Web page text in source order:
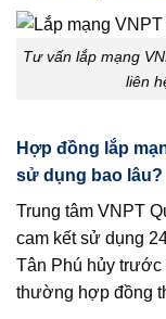
Tư vấn lắp mạng
liên
Hợp đồng lắp
sử dụng bao lâu?
Trung tâm VNPT
cam kết sử dụng
Tân Phú hủy
thường hợp đồng